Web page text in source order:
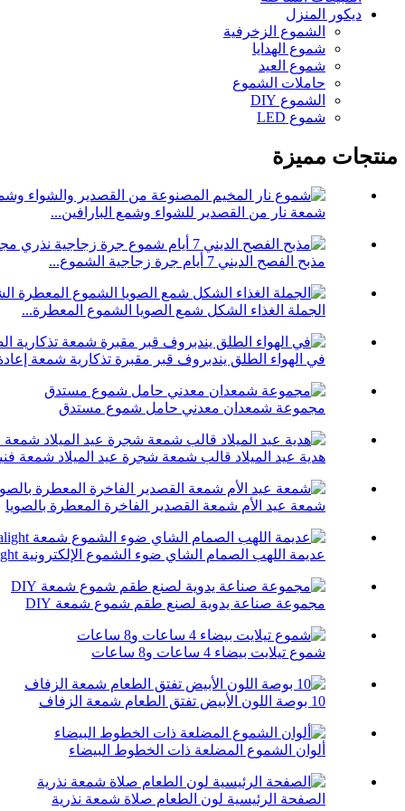
ديكور المنزل
الشموع الزخرفية
شموع الهدايا
شموع العيد
حاملات الشموع
الشموع DIY
شموع LED
منتجات مميزة
شمعة نار من القصدير للشواء وشمع البارافين...
مذبح الفصح الديني 7 أيام جرة زجاجية الشموع...
الجملة الغذاء الشكل شمع الصويا الشموع المعطرة...
في الهواء الطلق يندبروف قبر مقبرة تذكارية شمعة
مجموعة شمعدان معدني حامل شموع مستدق
هدية عيد الميلاد قالب شمعة شجرة عيد الميلاد شمعة
شمعة عيد الأم شمعة القصدير الفاخرة المعطرة بالصويا
عديمة اللهب الصمام الشاي ضوء الشموع الإلكترونية Tealight ...
مجموعة صناعة يدوية لصنع طقم شموع شمعة DIY
شموع تيلايت بيضاء 4 ساعات و8 ساعات
10 بوصة اللون الأبيض تفتق الطعام شمعة الزفاف
ألوان الشموع المضلعة ذات الخطوط البيضاء
الصفحة الرئيسية لون الطعام صلاة شمعة نذرية